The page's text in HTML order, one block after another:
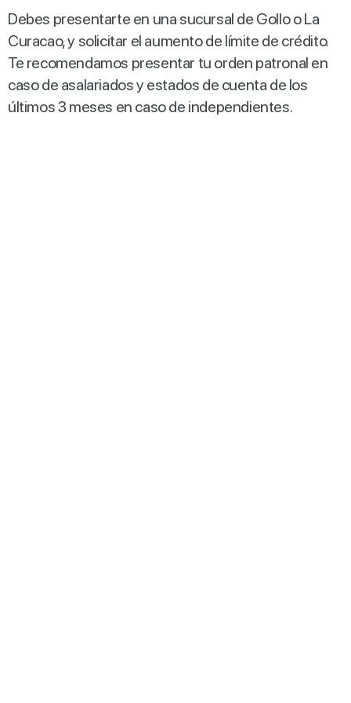
Debes presentarte en una sucursal de Gollo o La
Curacao, y solicitar el aumento de límite de crédito.
Te recomendamos presentar tu orden patronal en
caso de asalariados y estados de cuenta de los
últimos 3 meses en caso de independientes.